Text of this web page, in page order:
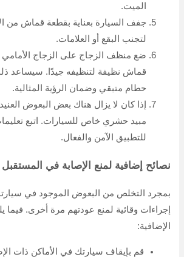
الميت.
جفف السيارة بعناية بقطعة قماش من
لتجنب البقع أو العلامات.
ضع منظف الزجاج على الزجاج
قماش نظيفة لتنظيفه جيدًا. سيساعد
حطام متبقي وضمان الرؤية المثالية.
إذا كان لا يزال هناك بعض البعوض
مبيد حشري خاص للسيارات. اتبع
للتطبيق الآمن والفعال.
نصائح إضافية لمنع الإصابة في المستقبل
بمجرد التخلص من البعوض الموجود في
إجراءات وقائية لمنع عودتهم مرة أخرى. فيما
الإضافية:
قم بإيقاف سيارتك في الأماكن ذات